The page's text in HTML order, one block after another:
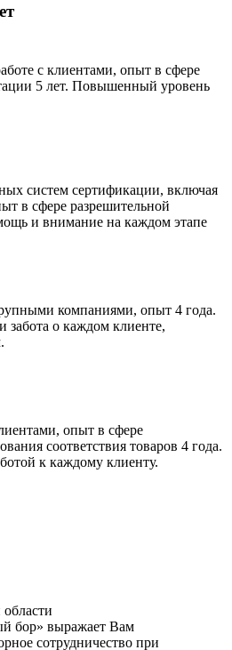
с клиентами, опыт в сфере
5 лет. Повышенный уровень
систем сертификации, включая
в сфере разрешительной
и внимание на каждом этапе
компаниями, опыт 4 года.
о каждом клиенте,
опыт в сфере
соответствия товаров 4 года.
к каждому клиенту.
бор» выражает Вам
сотрудничество при